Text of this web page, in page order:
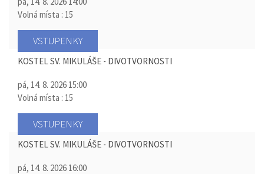
Volná místa : 15
VSTUPENKY
KOSTEL SV. MIKULÁŠE - DIVOTVORNOSTI
pá, 14. 8. 2026 15:00
Volná místa : 15
VSTUPENKY
KOSTEL SV. MIKULÁŠE - DIVOTVORNOSTI
pá, 14. 8. 2026 16:00